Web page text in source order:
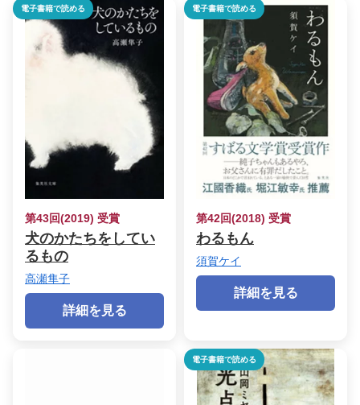
電子書籍で読める
第43回(2019) 受賞
犬のかたちをしてい
るもの
高瀬隼子
詳細を見る
電子書籍で読める
第42回(2018) 受賞
わるもん
須賀ケイ
詳細を見る
電子書籍で読める